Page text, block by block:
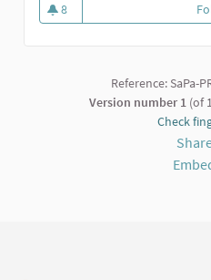
8
8 followers
Reference: SaPa-
Version number 1 (of
Check